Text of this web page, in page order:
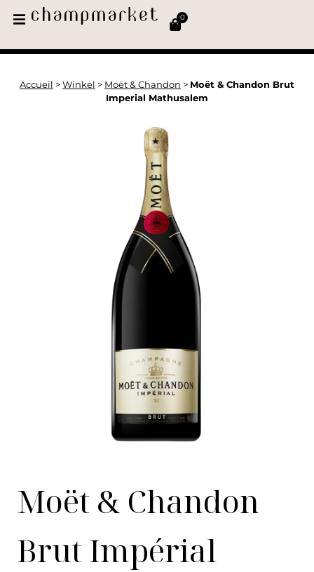
0
Accueil > Winkel > Moët & Chandon > Moët & Chandon Brut
Imperial Mathusalem
Moët & Chandon
Brut Impérial